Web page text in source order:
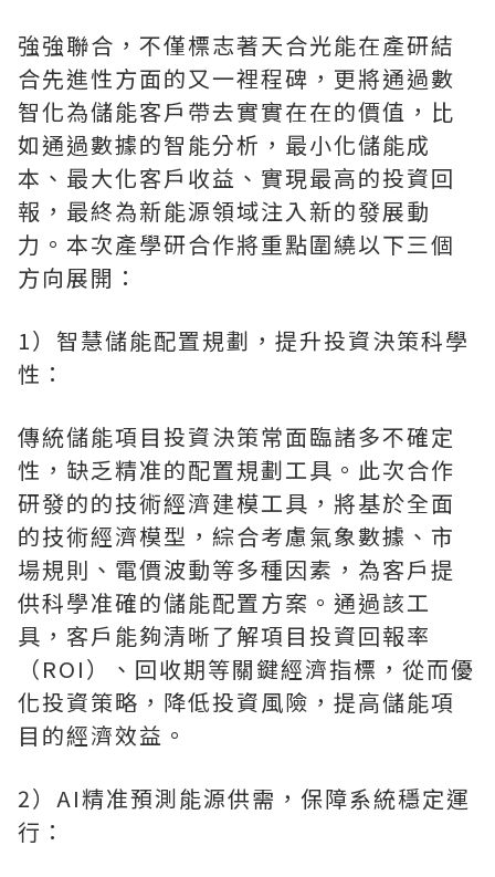
強強聯合，不僅標志著天合光能在產研結
合先進性方面的又一裡程碑，更將通過數
智化為儲能客戶帶去實實在在的價值，比
如通過數據的智能分析，最小化儲能成
本、最大化客戶收益、實現最高的投資回
報，最終為新能源領域注入新的發展動
力。本次產學研合作將重點圍繞以下三個
方向展開：
1）智慧儲能配置規劃，提升投資決策科學
性：
傳統儲能項目投資決策常面臨諸多不確定
性，缺乏精准的配置規劃工具。此次合作
研發的的技術經濟建模工具，將基於全面
的技術經濟模型，綜合考慮氣象數據、市
場規則、電價波動等多種因素，為客戶提
供科學准確的儲能配置方案。通過該工
具，客戶能夠清晰了解項目投資回報率
（ROI）、回收期等關鍵經濟指標，從而優
化投資策略，降低投資風險，提高儲能項
目的經濟效益。
2）AI精准預測能源供需，保障系統穩定運
行：